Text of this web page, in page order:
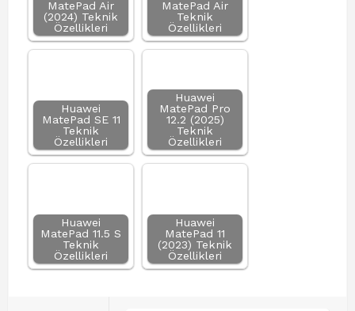
MatePad Air
(2024) Teknik
Özellikleri
MatePad Air
Teknik
Özellikleri
Huawei
MatePad SE 11
Teknik
Özellikleri
Huawei
MatePad Pro
12.2 (2025)
Teknik
Özellikleri
Huawei
MatePad 11.5 S
Teknik
Özellikleri
Huawei
MatePad 11
(2023) Teknik
Özellikleri